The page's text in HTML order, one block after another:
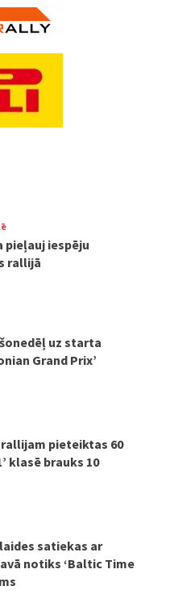
pieļauj iespēju
rallijā
uz starta
Grand Prix’
rallijam pieteiktas 60
klasē brauks 10
satiekas ar
notiks ‘Baltic Time